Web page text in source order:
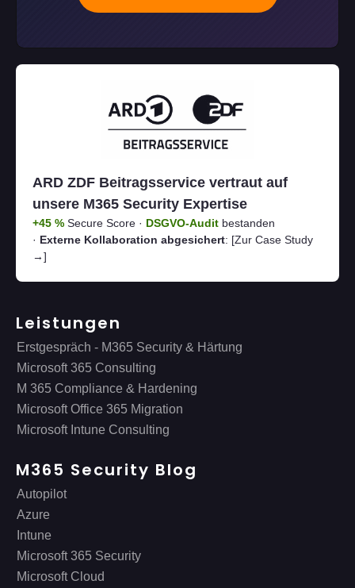
ARD ZDF Beitragsservice vertraut auf
unsere M365 Security Expertise
+45 % Secure Score · DSGVO-Audit bestanden
· Externe Kollaboration abgesichert: [Zur Case Study
→]
Leistungen
Erstgespräch - M365 Security & Härtung
Microsoft 365 Consulting
M 365 Compliance & Hardening
Microsoft Office 365 Migration
Microsoft Intune Consulting
M365 Security Blog
Autopilot
Azure
Intune
Microsoft 365 Security
Microsoft Cloud